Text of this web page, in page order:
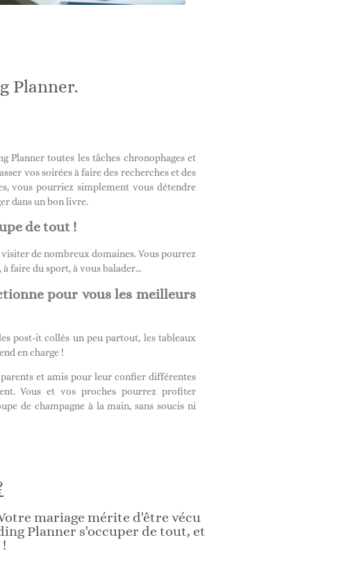
Planner.
Planner toutes les tâches chronophages et
vos soirées à faire des recherches et des
vous pourriez simplement vous détendre
dans un bon livre.
de tout !
de nombreux domaines. Vous pourrez
faire du sport, à vous balader…
pour vous les meilleurs
post-it collés un peu partout, les tableaux
en charge !
et amis pour leur confier différentes
Vous et vos proches pourrez profiter
de champagne à la main, sans soucis ni
mariage mérite d'être vécu
Planner s'occuper de tout, et